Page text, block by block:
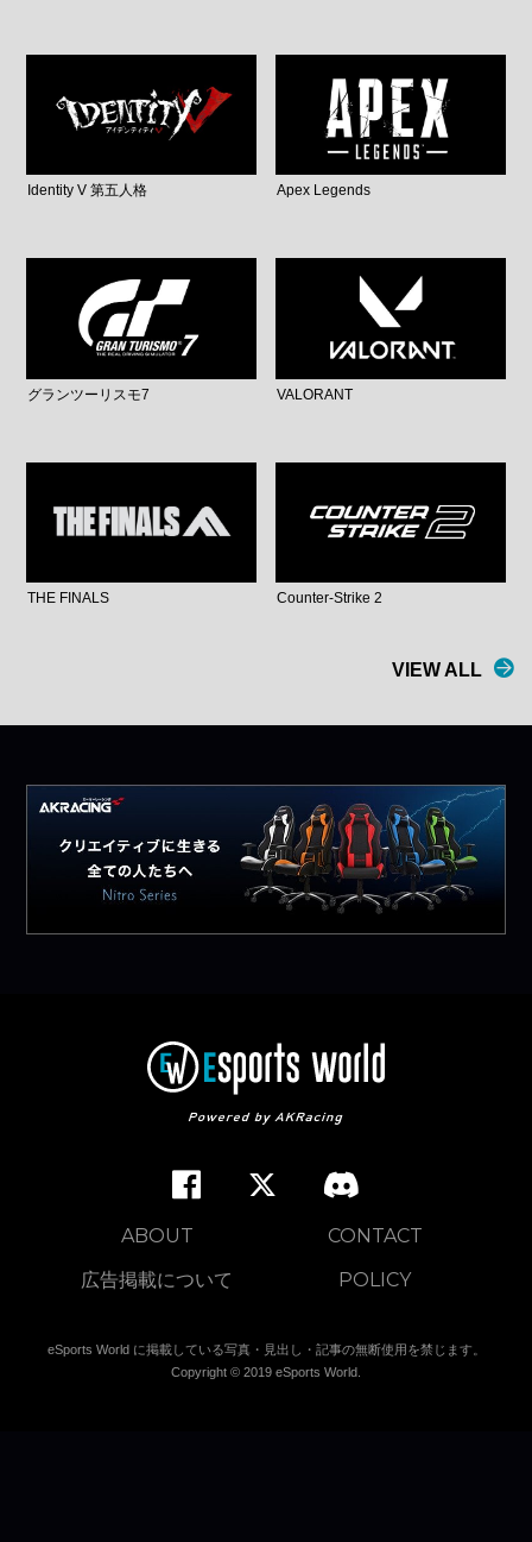
Identity V 第五人格 Apex Legends
グランツーリスモ7 VALORANT
THE FINALS Counter-Strike 2
VIEW ALL
ABOUT
CONTACT
広告掲載について
POLICY
eSports World に掲載している写真・見出し・記事の無断使用を禁じます。
Copyright © 2019 eSports World.